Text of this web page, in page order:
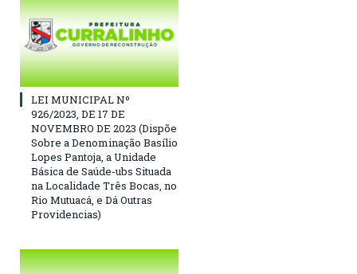
LEI MUNICIPAL Nº
926/2023, DE 17 DE
NOVEMBRO DE 2023 (Dispõe
Sobre a Denominação Basílio
Lopes Pantoja, a Unidade
Básica de Saúde-ubs Situada
na Localidade Três Bocas, no
Rio Mutuacá, e Dá Outras
Providencias)